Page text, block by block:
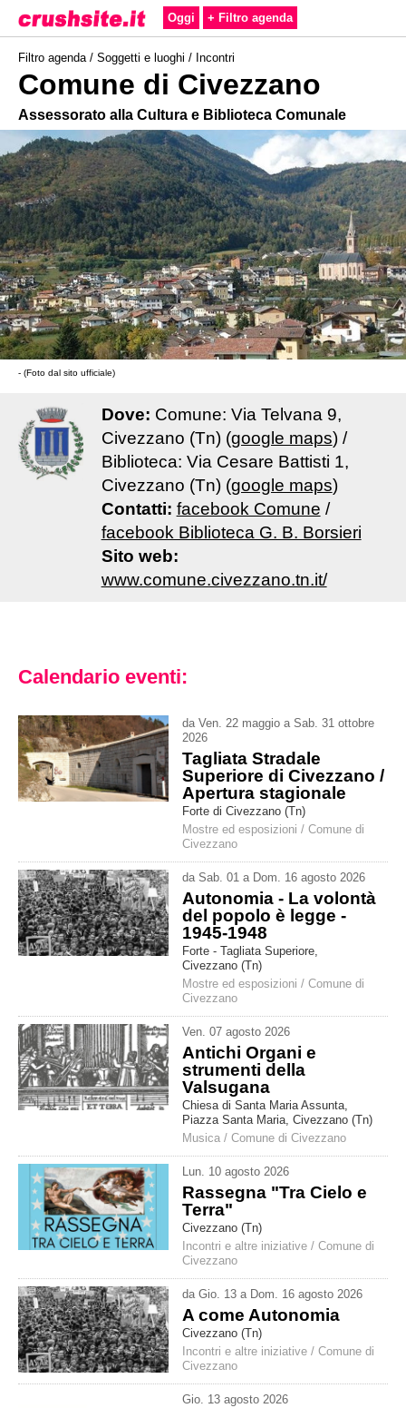
Oggi + Filtro agenda
Filtro agenda / Soggetti e luoghi / Incontri
Comune di Civezzano
Assessorato alla Cultura e Biblioteca Comunale
- (Foto dal sito ufficiale)
Dove: Comune: Via Telvana 9,
Civezzano (Tn) (google maps) /
Biblioteca: Via Cesare Battisti 1,
Civezzano (Tn) (google maps)
Contatti: facebook Comune /
facebook Biblioteca G. B. Borsieri
Sito web:
www.comune.civezzano.tn.it/
Calendario eventi:
daVen.22 maggio aSab.31 ottobre
2026
Tagliata Stradale
Superiore di Civezzano /
Apertura stagionale
Forte di Civezzano (Tn)
Mostre ed esposizioni /Comune di
Civezzano
daSab.01 a Dom. 16 agosto 2026
Autonomia - La volontà
del popolo è legge -
1945-1948
Forte - Tagliata Superiore,
Civezzano (Tn)
Mostre ed esposizioni /Comune di
Civezzano
Ven.07 agosto 2026
Antichi Organi e
strumenti della
Valsugana
Chiesa di Santa Maria Assunta,
Piazza Santa Maria, Civezzano (Tn)
Musica /Comune di Civezzano
Lun. 10 agosto 2026
Rassegna "Tra Cielo e
Terra"
Civezzano (Tn)
Incontri e altre iniziative /Comune di
Civezzano
daGio. 13 a Dom. 16 agosto 2026
A come Autonomia
Civezzano (Tn)
Incontri e altre iniziative /Comune di
Civezzano
Gio. 13 agosto 2026